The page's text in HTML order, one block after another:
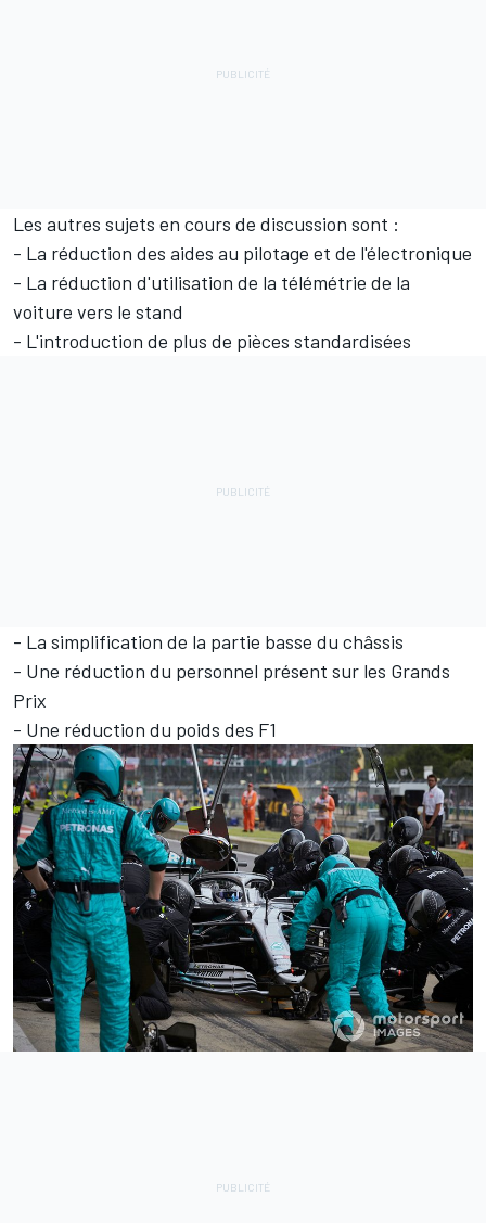
Les autres sujets en cours de discussion sont :
- La réduction des aides au pilotage et de l'électronique
- La réduction d'utilisation de la télémétrie de la
voiture vers le stand
- L'introduction de plus de pièces standardisées
- La simplification de la partie basse du châssis
- Une réduction du personnel présent sur les Grands
Prix
- Une réduction du poids des F1